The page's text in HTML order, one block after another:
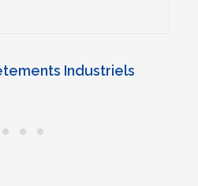
Industriels